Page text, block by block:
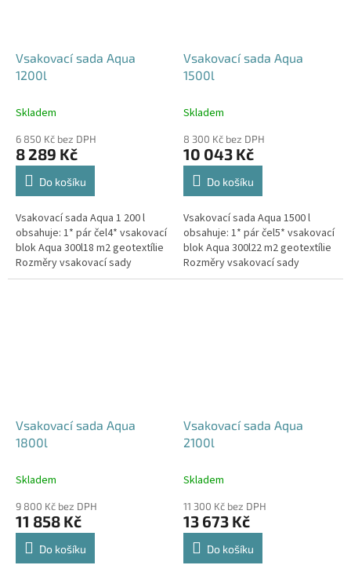
Vsakovací sada Aqua
1200l
Skladem
6 850 Kč bez DPH
8 289 Kč
Do košíku
Vsakovací sada Aqua 1 200 l
obsahuje: 1* pár čel4* vsakovací
blok Aqua 300l18 m2 geotextílie
Rozměry vsakovací sady
480x80x52 cm Nosnost bloků až
Vsakovací sada Aqua
1500l
Skladem
8 300 Kč bez DPH
10 043 Kč
Do košíku
Vsakovací sada Aqua 1500 l
obsahuje: 1* pár čel5* vsakovací
blok Aqua 300l22 m2 geotextílie
Rozměry vsakovací sady
600x80x52 cm Nosnost bloků až
Vsakovací sada Aqua
1800l
Skladem
9 800 Kč bez DPH
11 858 Kč
Do košíku
Vsakovací sada Aqua
2100l
Skladem
11 300 Kč bez DPH
13 673 Kč
Do košíku